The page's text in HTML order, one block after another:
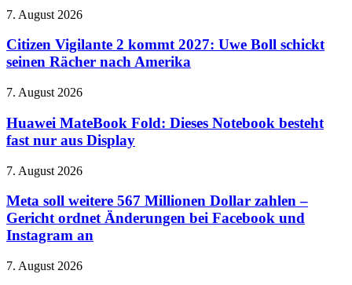
„Conan
Must
Go“
22.
Citizen
2
kommt
2027:
Boll
seinen
Rächer
Amerika
7. August 2026
Citizen Vigilante 2 kommt 2027: Uwe Boll schickt
seinen Rächer nach Amerika
Huawei
Fold:
Dieses
Notebook
fast
aus
Display
7. August 2026
Huawei MateBook Fold: Dieses Notebook besteht
fast nur aus Display
Meta
weitere
567
Millionen
Dollar
–
7. August 2026
Meta soll weitere 567 Millionen Dollar zahlen –
Gericht ordnet Änderungen bei Facebook und
Instagram an
Frisch
7. August 2026